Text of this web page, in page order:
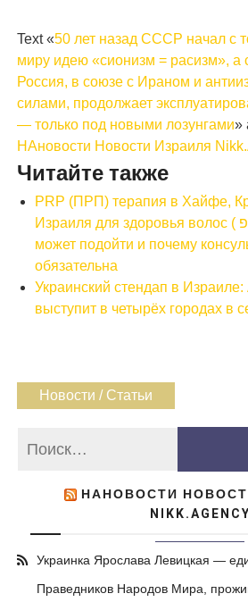
Text «50 лет назад СССР начал с
миру идею «сионизм = расизм», а
Россия, в союзе с Ираном и
силами, продолжает
— только под новыми лозунгами»
НАновости Новости Израиля
Читайте также
PRP (ПРП) терапия в Хайфе,
Израиля для здоровья волос ( טיפול פרפ ): кому она
может подойти и почему
обязательна
Украинский стендап в
выступит в четырёх городах в
Новости / Статьи
НАНОВОСТИ
NIKK.AGENCY
Украинка Ярослава Левицкая —
Праведников Народов Мира,